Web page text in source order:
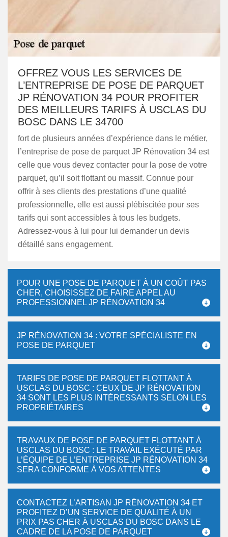
OFFREZ VOUS LES SERVICES DE
L’ENTREPRISE DE POSE DE PARQUET
JP RÉNOVATION 34 POUR PROFITER
DES MEILLEURS TARIFS À USCLAS DU
BOSC DANS LE 34700
fort de plusieurs années d’expérience dans le métier,
l’entreprise de pose de parquet JP Rénovation 34 est
celle que vous devez contacter pour la pose de votre
parquet, qu’il soit flottant ou massif. Connue pour
offrir à ses clients des prestations d’une qualité
professionnelle, elle est aussi plébiscitée pour ses
tarifs qui sont accessibles à tous les budgets.
Adressez-vous à lui pour lui demander un devis
détaillé sans engagement.
POUR UNE POSE DE PARQUET À UN COÛT PAS
CHER, CHOISISSEZ DE FAIRE APPEL AU
PROFESSIONNEL JP RÉNOVATION 34
JP RÉNOVATION 34 : VOTRE SPÉCIALISTE EN
POSE DE PARQUET
TARIFS DE POSE DE PARQUET FLOTTANT À
USCLAS DU BOSC : CEUX DE JP RÉNOVATION
34 SONT LES PLUS INTÉRESSANTS SELON LES
PROPRIÉTAIRES
TRAVAUX DE POSE DE PARQUET FLOTTANT À
USCLAS DU BOSC : LE TRAVAIL EXÉCUTÉ PAR
L’ÉQUIPE DE L’ENTREPRISE JP RÉNOVATION 34
SERA CONFORME À VOS ATTENTES
CONTACTEZ L’ARTISAN JP RÉNOVATION 34 ET
PROFITEZ D’UN SERVICE DE QUALITÉ À UN
PRIX PAS CHER À USCLAS DU BOSC DANS LE
CADRE DE LA POSE DE PARQUET